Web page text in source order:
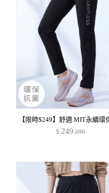
$ 249 299